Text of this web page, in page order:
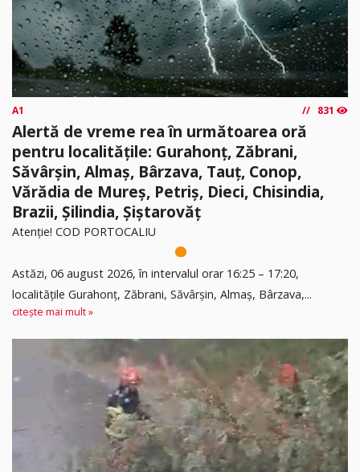
A1 831
Alertă de vreme rea în următoarea oră
pentru localitățile: Gurahonț, Zăbrani,
Săvârșin, Almaș, Bârzava, Tauț, Conop,
Vărădia de Mureș, Petriș, Dieci, Chisindia,
Brazii, Șilindia, Șiștarovăț
Atenție! COD PORTOCALIU
Astăzi, 06 august 2026, în intervalul orar 16:25 – 17:20,
localitățile Gurahonț, Zăbrani, Săvârșin, Almaș, Bârzava,...
citește mai mult »